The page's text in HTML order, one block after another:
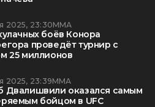
2025, 23:30ММА
боёв Конора
проведёт турнир с
25 миллионов
2025, 23:39ММА
Двалишвили оказался самым
бойцом в UFC